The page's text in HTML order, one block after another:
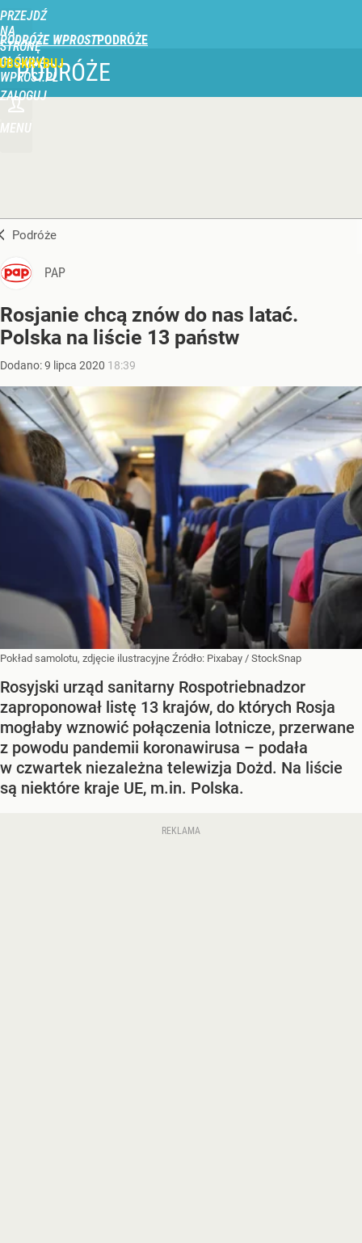
PRZEJDŹ
NA
STRONĘ
GŁÓWNĄ
WPROST.PL
PODRÓŻE WPROST
ZALOGUJ
MENU
PODRÓŻE
Podróże
PAP
Rosjanie chcą znów do nas latać.
Polska na liście 13 państw
Dodano:9 lipca 2020 18:39
Pokład samolotu, zdjęcie ilustracyjne Źródło: Pixabay / StockSnap
Rosyjski urząd sanitarny Rospotriebnadzor
zaproponował listę 13 krajów, do których Rosja
mogłaby wznowić połączenia lotnicze, przerwane
z powodu pandemii koronawirusa – podała
w czwartek niezależna telewizja Dożd. Na liście
są niektóre kraje UE, m.in. Polska.